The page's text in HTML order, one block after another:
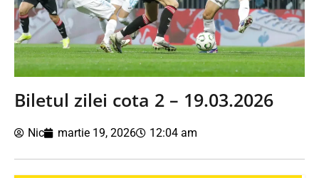
Biletul zilei cota 2 – 19.03.2026
Nic martie 19, 2026 12:04 am